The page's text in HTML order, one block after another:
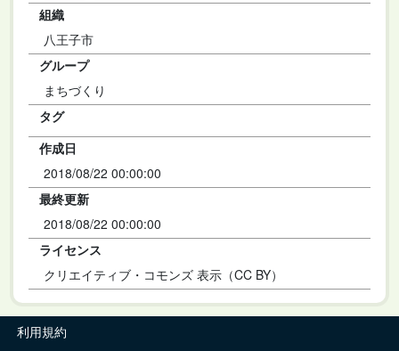
組織
八王子市
グループ
まちづくり
タグ
作成日
2018/08/22 00:00:00
最終更新
2018/08/22 00:00:00
ライセンス
クリエイティブ・コモンズ 表示（CC BY）
利用規約